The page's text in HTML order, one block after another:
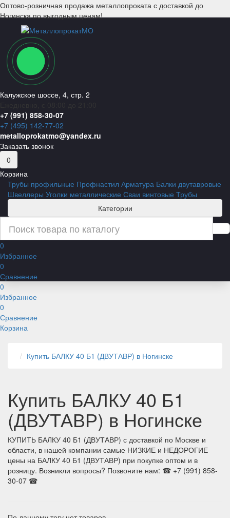
Оптово-розничная продажа металлопроката с доставкой до
Ногинска по выгодным ценам!
Калужское шоссе, 4, стр. 2
+7 (991) 858-30-07
+7 (495) 142-77-02
metalloprokatmo@yandex.ru
Заказать звонок
0
Корзина
Трубы профильные Профнастил Арматура Балки двутавровые
Швеллеры Уголки металлические Сваи винтовые Трубы
Категории
0
Избранное
0
Сравнение
0
Избранное
0
Сравнение
Корзина
Купить БАЛКУ 40 Б1 (ДВУТАВР) в Ногинске
Купить БАЛКУ 40 Б1
(ДВУТАВР) в Ногинске
КУПИТЬ БАЛКУ 40 Б1 (ДВУТАВР) с доставкой по Москве и
области, в нашей компании самые НИЗКИЕ и НЕДОРОГИЕ
цены на БАЛКУ 40 Б1 (ДВУТАВР) при покупке оптом и в
розницу. Возникли вопросы? Позвоните нам: ☎ +7 (991) 858-
30-07 ☎